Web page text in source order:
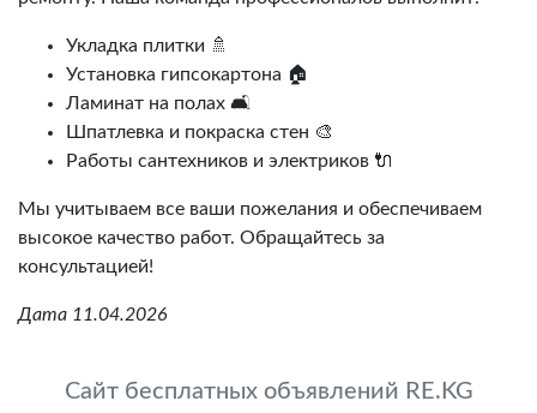
Укладка плитки 🚿
Установка гипсокартона 🏠
Ламинат на полах 🛋️
Шпатлевка и покраска стен 🎨
Работы сантехников и электриков 🔌
Мы учитываем все ваши пожелания и обеспечиваем
высокое качество работ. Обращайтесь за
консультацией!
Дата 11.04.2026
Сайт бесплатных объявлений RE.KG